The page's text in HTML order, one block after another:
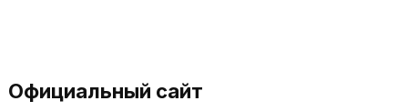
Официальный сайт